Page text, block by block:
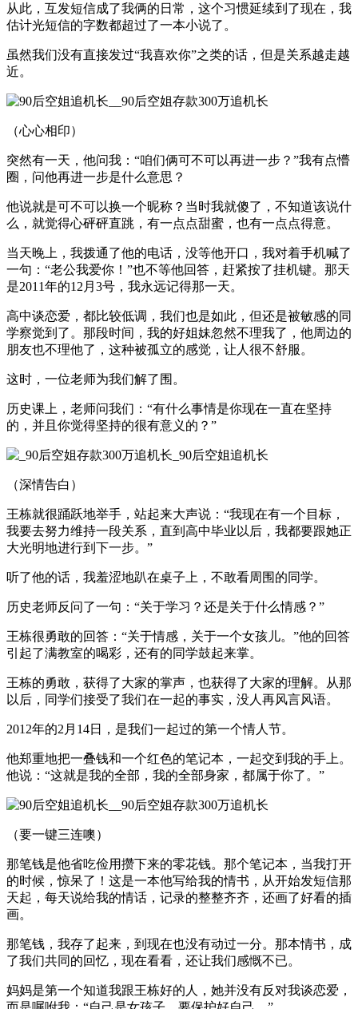
从此，互发短信成了我俩的日常，这个习惯延续到了现在，我
估计光短信的字数都超过了一本小说了。
虽然我们没有直接发过“我喜欢你”之类的话，但是关系越走越
近。
（心心相印）
突然有一天，他问我：“咱们俩可不可以再进一步？”我有点懵
圈，问他再进一步是什么意思？
他说就是可不可以换一个昵称？当时我就傻了，不知道该说什
么，就觉得心砰砰直跳，有一点点甜蜜，也有一点点得意。
当天晚上，我拨通了他的电话，没等他开口，我对着手机喊了
一句：“老公我爱你！”也不等他回答，赶紧按了挂机键。那天
是2011年的12月3号，我永远记得那一天。
高中谈恋爱，都比较低调，我们也是如此，但还是被敏感的同
学察觉到了。那段时间，我的好姐妹忽然不理我了，他周边的
朋友也不理他了，这种被孤立的感觉，让人很不舒服。
这时，一位老师为我们解了围。
历史课上，老师问我们：“有什么事情是你现在一直在坚持
的，并且你觉得坚持的很有意义的？”
（深情告白）
王栋就很踊跃地举手，站起来大声说：“我现在有一个目标，
我要去努力维持一段关系，直到高中毕业以后，我都要跟她正
大光明地进行到下一步。”
听了他的话，我羞涩地趴在桌子上，不敢看周围的同学。
历史老师反问了一句：“关于学习？还是关于什么情感？”
王栋很勇敢的回答：“关于情感，关于一个女孩儿。”他的回答
引起了满教室的喝彩，还有的同学鼓起来掌。
王栋的勇敢，获得了大家的掌声，也获得了大家的理解。从那
以后，同学们接受了我们在一起的事实，没人再风言风语。
2012年的2月14日，是我们一起过的第一个情人节。
他郑重地把一叠钱和一个红色的笔记本，一起交到我的手上。
他说：“这就是我的全部，我的全部身家，都属于你了。”
（要一键三连噢）
那笔钱是他省吃俭用攒下来的零花钱。那个笔记本，当我打开
的时候，惊呆了！这是一本他写给我的情书，从开始发短信那
天起，每天说给我的情话，记录的整整齐齐，还画了好看的插
画。
那笔钱，我存了起来，到现在也没有动过一分。那本情书，成
了我们共同的回忆，现在看看，还让我们感慨不已。
妈妈是第一个知道我跟王栋好的人，她并没有反对我谈恋爱，